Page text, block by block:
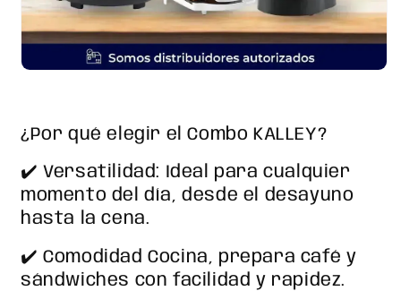
¿Por qué elegir el Combo KALLEY?
✔️ Versatilidad: Ideal para cualquier
momento del día, desde el desayuno
hasta la cena.
✔️ Comodidad Cocina, prepara café y
sándwiches con facilidad y rapidez.